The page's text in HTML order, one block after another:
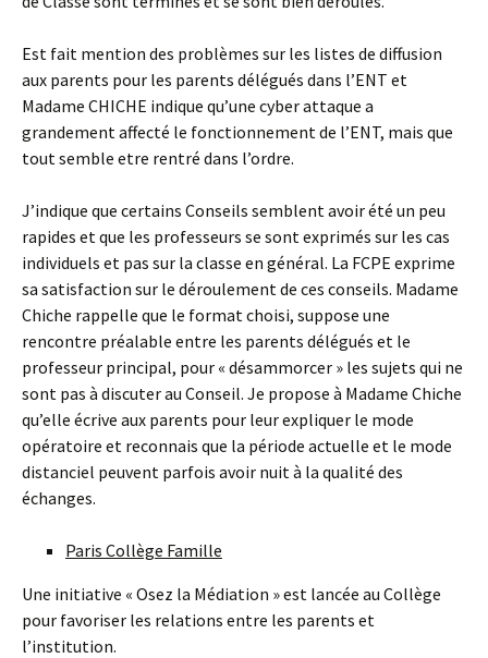
Est fait mention des problèmes sur les listes de diffusion
aux parents pour les parents délégués dans l’ENT et
Madame CHICHE indique qu’une cyber attaque a
grandement affecté le fonctionnement de l’ENT, mais que
tout semble etre rentré dans l’ordre.
J’indique que certains Conseils semblent avoir été un peu
rapides et que les professeurs se sont exprimés sur les cas
individuels et pas sur la classe en général. La FCPE exprime
sa satisfaction sur le déroulement de ces conseils. Madame
Chiche rappelle que le format choisi, suppose une
rencontre préalable entre les parents délégués et le
professeur principal, pour « désammorcer » les sujets qui ne
sont pas à discuter au Conseil. Je propose à Madame Chiche
qu’elle écrive aux parents pour leur expliquer le mode
opératoire et reconnais que la période actuelle et le mode
distanciel peuvent parfois avoir nuit à la qualité des
échanges.
Paris Collège Famille
Une initiative « Osez la Médiation » est lancée au Collège
pour favoriser les relations entre les parents et
l’institution.